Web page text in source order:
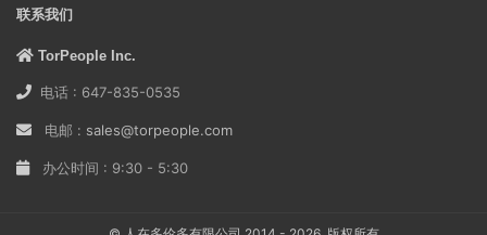
联系我们
TorPeople Inc.
电话 : 647-835-0535
电邮 : sales@torpeople.com
办公时间 : 9:30 - 5:30